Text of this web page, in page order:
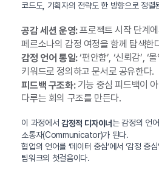
코드도, 기획자의 전략도 한 방향으로 정렬
공감 세션 운영:프로젝트 시작 단계
페르소나의 감정 여정을 함께 탐색한
감정 언어 통일:‘편안함’, ‘신뢰감’, ‘
키워드로 정의하고 문서로 공유한다.
피드백 구조화:기능 중심 피드백이
다루는 회의 구조를 만든다.
이 과정에서 감정적 디자이너는 감정의 언
소통자(Communicator)가 된다.
협업의 언어를 ‘데이터 중심’에서 ‘감정 중
팀워크의 첫걸음이다.